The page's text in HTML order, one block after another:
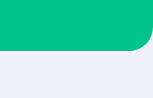
at Profee is very